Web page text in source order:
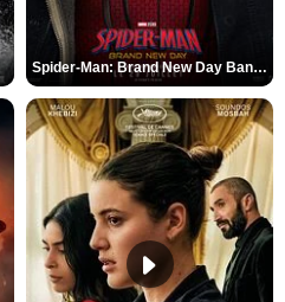
Spider-Man: Brand New Day Bande-annonce VO STFR